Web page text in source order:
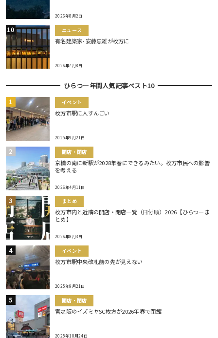
2026年8月2日
ニュース
有名建築家･安藤忠雄が枚方に
2026年7月8日
ひらつー年間人気記事ベスト10
イベント
枚方市駅に人すんごい
2025年9月21日
開店・閉店
京橋の南に新駅が2028年春にできるみたい。枚方市民への影響
を考える
2026年4月11日
まとめ
枚方市内と近隣の開店・閉店一覧（日付順）2026【ひらつーま
とめ】
2026年8月3日
イベント
枚方市駅中央改札前の先が見えない
2025年9月21日
開店・閉店
宮之阪のイズミヤSC枚方が2026年春で閉館
2025年10月24日